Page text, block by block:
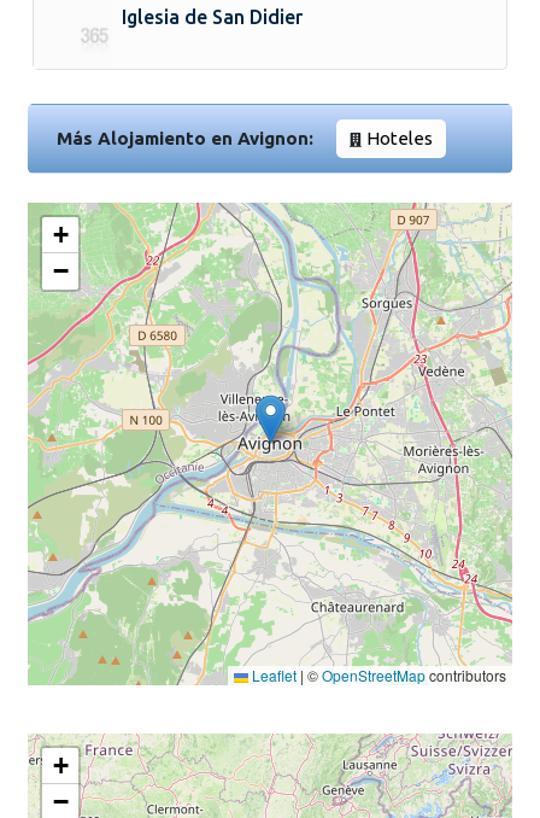
Iglesia de San Didier
Más Alojamiento en Avignon: Hoteles
+
−
Leaflet | ©OpenStreetMapcontributors
+
−